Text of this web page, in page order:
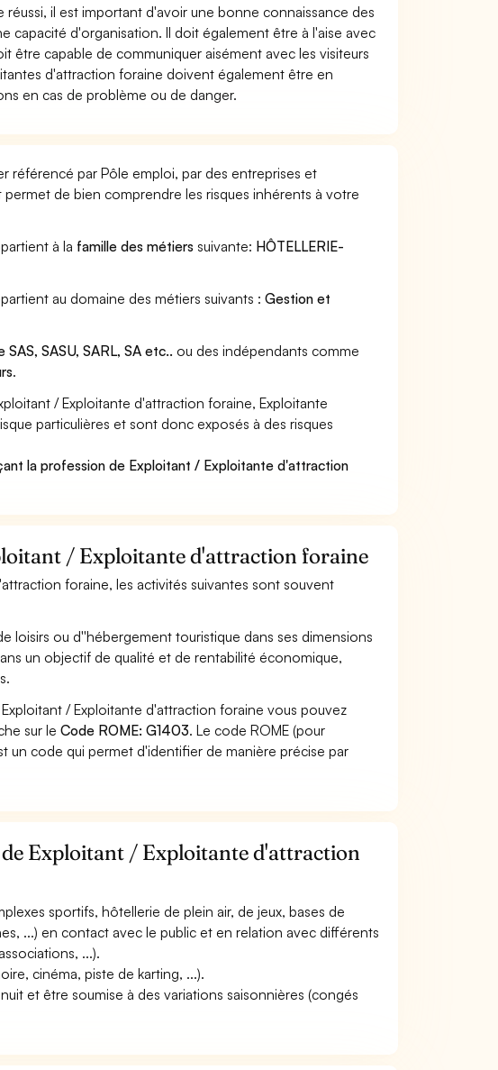
il est important d'avoir une bonne connaissance des
capacité d'organisation. Il doit également être à l'aise avec
être capable de communiquer aisément avec les visiteurs
d'attraction foraine doivent également être en
en cas de problème ou de danger.
référencé par Pôle emploi, par des entreprises et
de bien comprendre les risques inhérents à votre
à la famille des métiers suivante: HÔTELLERIE-
au domaine des métiers suivants :Gestion et
SASU, SARL, SA etc.. ou des indépendants comme
.
/ Exploitante d'attraction foraine, Exploitante
particulières et sont donc exposés à des risques
la profession de Exploitant / Exploitante d'attraction
/ Exploitante d'attraction foraine
foraine, les activités suivantes sont souvent
loisirs ou d''hébergement touristique dans ses dimensions
un objectif de qualité et de rentabilité économique,
/ Exploitante d'attraction foraine vous pouvez
sur leCode ROME: G1403. Le code ROME (pour
un code qui permet d'identifier de manière précise par
Exploitant / Exploitante d'attraction
sportifs, hôtellerie de plein air, de jeux, bases de
...) en contact avec le public et en relation avec différents
...).
cinéma, piste de karting, ...).
et être soumise à des variations saisonnières (congés